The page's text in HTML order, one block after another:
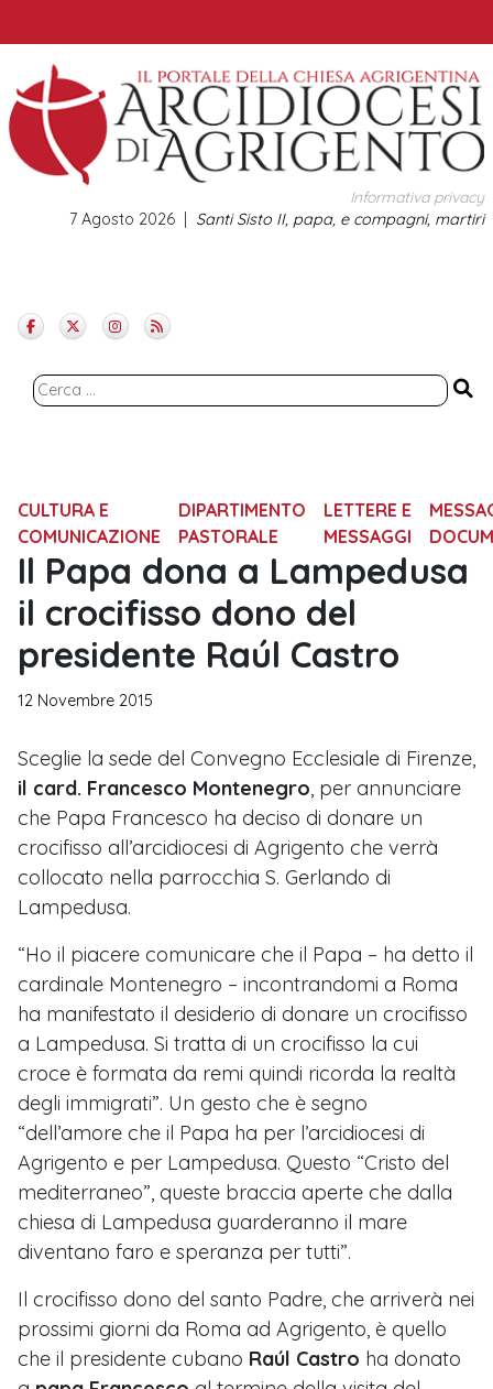
to
content
Informativa privacy
Santi Sisto II, papa, e compagni, martiri
7 Agosto 2026
Ricerca
CULTURA E
COMUNICAZIONE
DIPARTIMENTO
PASTORALE
LETTERE E
MESSAGGI
Il Papa dona a Lampedusa
il crocifisso dono del
presidente Raúl Castro
12 Novembre 2015
Sceglie la sede del Convegno Ecclesiale di Firenze,
il card. Francesco Montenegro, per annunciare
che Papa Francesco ha deciso di donare un
crocifisso all’arcidiocesi di Agrigento che verrà
collocato nella parrocchia S. Gerlando di
Lampedusa.
“Ho il piacere comunicare che il Papa – ha detto il
cardinale Montenegro – incontrandomi a Roma
ha manifestato il desiderio di donare un crocifisso
a Lampedusa. Si tratta di un crocifisso la cui
croce è formata da remi quindi ricorda la realtà
degli immigrati”. Un gesto che è segno
“dell’amore che il Papa ha per l’arcidiocesi di
Agrigento e per Lampedusa. Questo “Cristo del
mediterraneo”, queste braccia aperte che dalla
chiesa di Lampedusa guarderanno il mare
diventano faro e speranza per tutti”.
Il crocifisso dono del santo Padre, che arriverà nei
prossimi giorni da Roma ad Agrigento, è quello
che il presidente cubano Raúl Castro ha donato